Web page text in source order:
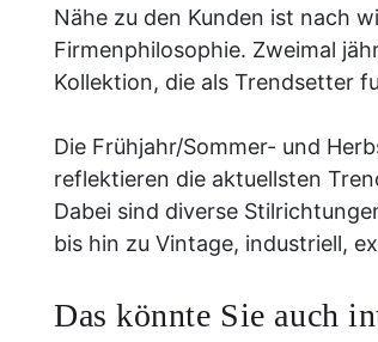
Nähe zu den Kunden ist nach
Firmenphilosophie. Zweimal
Kollektion, die als Trendsetter
Die Frühjahr/Sommer- und
reflektieren die aktuellsten
Dabei sind diverse
bis hin zu Vintage, industriell,
Das könnte Sie auch